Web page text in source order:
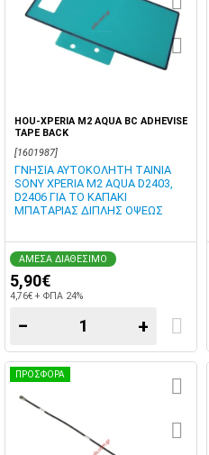
HOU-XPERIA M2 AQUA BC ADHEVISE
TAPE BACK
[1601987]
ΓΝΗΣΙΑ ΑΥΤΟΚΟΛΗΤΗ ΤΑΙΝΙΑ
SONY XPERIA M2 AQUA D2403,
D2406 ΓΙΑ ΤΟ ΚΑΠΑΚΙ
ΜΠΑΤΑΡΙΑΣ ΔΙΠΛΗΣ ΟΨΕΩΣ
ΑΜΕΣΑ ΔΙΑΘΕΣΙΜΟ
5,90€
4,76€ + ΦΠΑ 24%
− +
ΠΡΟΣΦΟΡΑ